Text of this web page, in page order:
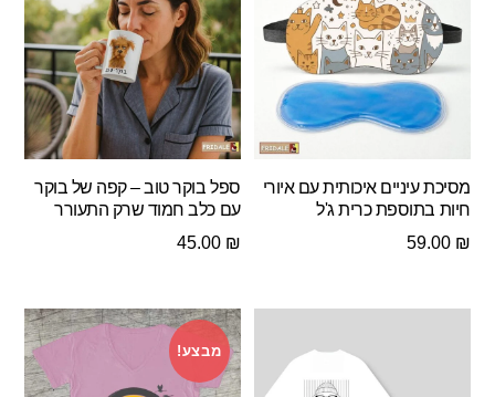
מסיכת עיניים איכותית עם איורי
חיות בתוספת כרית ג'ל
59.00 ₪
ספל בוקר טוב – קפה של בוקר
עם כלב חמוד שרק התעורר
45.00 ₪
מבצע!